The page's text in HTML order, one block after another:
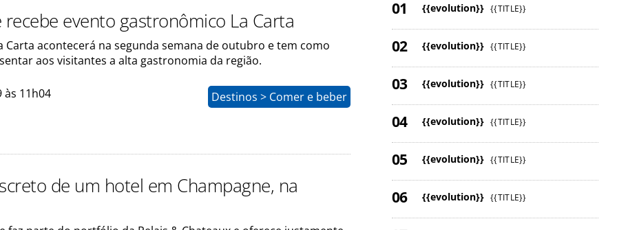
recebe evento gastronômico La Carta
Carta acontecerá na segunda semana de outubro e tem como
aos visitantes a alta gastronomia da região.
às 11h04 Destinos > Comer e beber
de um hotel em Champagne, na
{{evolution}} {{TITLE}}
{{evolution}} {{TITLE}}
{{evolution}} {{TITLE}}
{{evolution}} {{TITLE}}
{{evolution}} {{TITLE}}
{{evolution}} {{TITLE}}